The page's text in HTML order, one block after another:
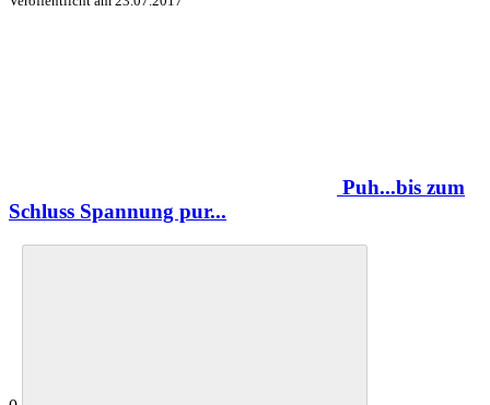
Puh...bis zum
Schluss Spannung pur...